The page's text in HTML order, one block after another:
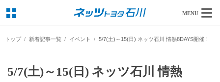
MENU
トップ 新着記事一覧 イベント 5/7(土)～15(日) ネッツ石川 情熱8DAYS開催！
5/7(土)～15(日) ネッツ石川 情熱